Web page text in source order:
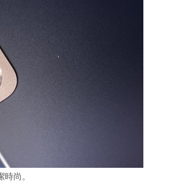
尚。